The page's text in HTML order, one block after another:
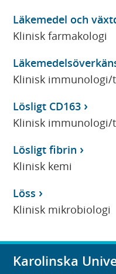
Läkemedel och
Klinisk farmakologi
Klinisk
Lösligt CD163
Klinisk
Lösligt fibrin
Klinisk kemi
Löss
Klinisk mikrobiologi
Karolinska